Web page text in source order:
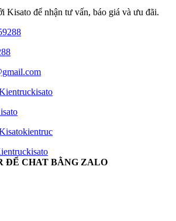
Kisato để nhận tư vấn, báo giá và ưu đãi.
ĐỂ CHAT BẰNG ZALO